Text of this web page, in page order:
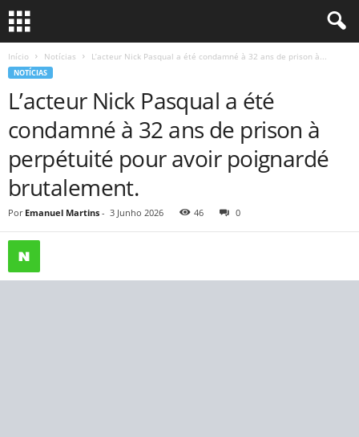
Início Notícias L’acteur Nick Pasqual a été condamné à 32 ans de prison à...
NOTÍCIAS
L’acteur Nick Pasqual a été
condamné à 32 ans de prison à
perpétuité pour avoir poignardé
brutalement.
Por Emanuel Martins - 3 Junho 2026 46 0